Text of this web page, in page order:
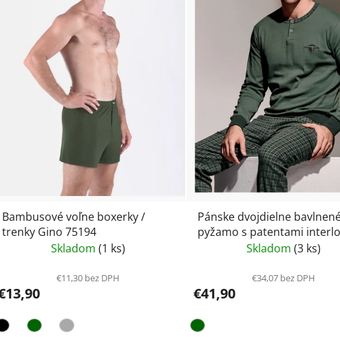
Bambusové voľne boxerky /
trenky Gino 75194
Skladom (1 ks)
€11,30 bez DPH
Pánske dvojdielne
pyžamo s patentami
Infiore 752982Skladom(3 ks)
€34,07 bez DPH
€41,90